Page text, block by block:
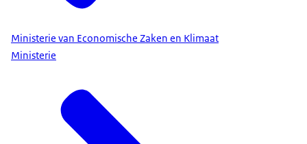
Ministerie van Economische Zaken en Klimaat
Ministerie